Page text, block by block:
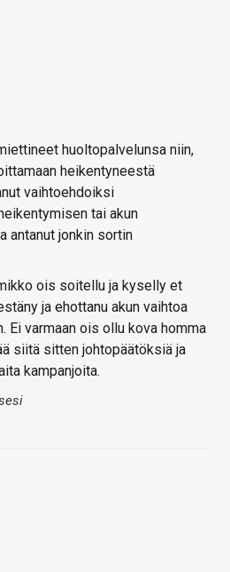
huoltopalvelunsa niin,
heikentyneestä
vaihtoehdoiksi
tai akun
antanut jonkin sortin
ois soitellu ja kyselly et
ja ehottanu akun vaihtoa
Ei varmaan ois ollu kova homma
siitä sitten johtopäätöksiä ja
kampanjoita.